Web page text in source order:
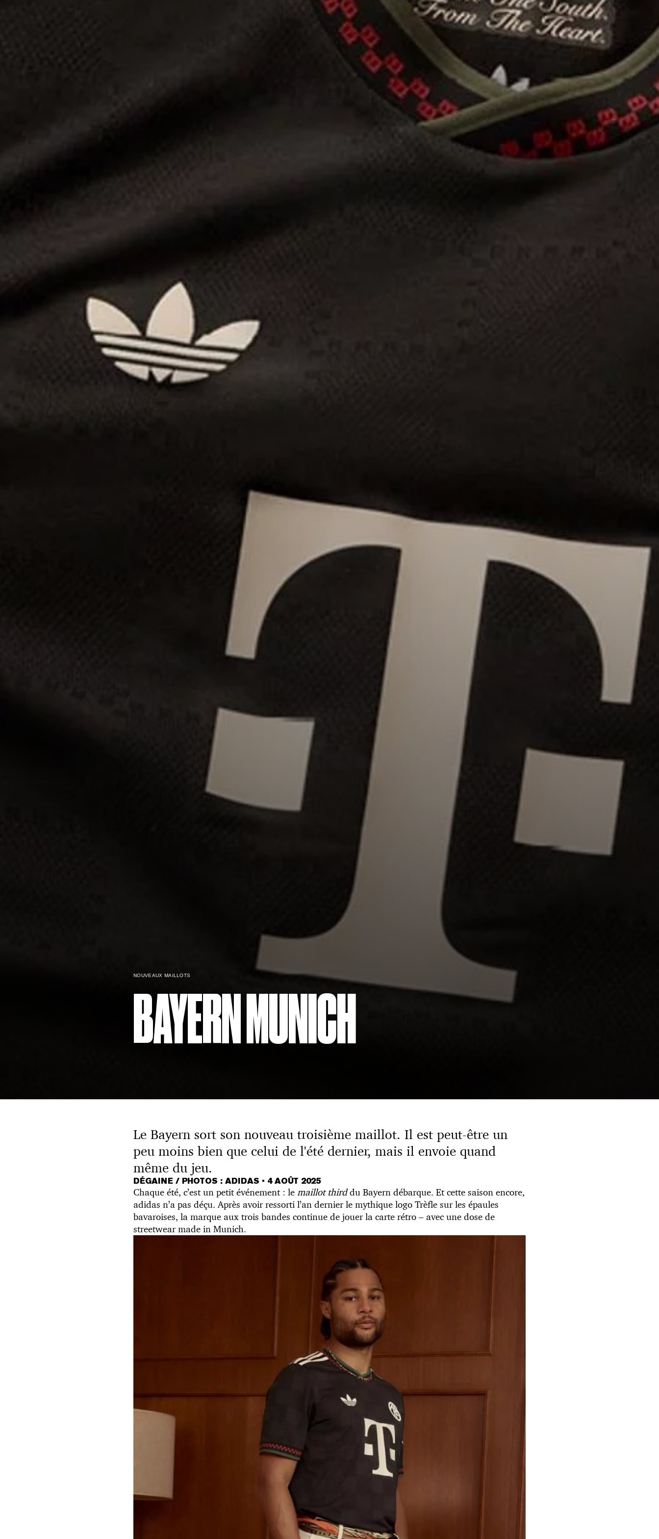
NOUVEAUX MAILLOTS
BAYERN MUNICH
Le Bayern sort son nouveau troisième maillot. Il est peut-être un
peu moins bien que celui de l'été dernier, mais il envoie quand
même du jeu.
DÉGAINE / PHOTOS : ADIDAS • 4 AOÛT 2025
Chaque été, c’est un petit événement : le maillot thirddu Bayern débarque. Et cette saison encore,
adidas n’a pas déçu. Après avoir ressorti l’an dernier le mythique logo Trèfle sur les épaules
bavaroises, la marque aux trois bandes continue de jouer la carte rétro – avec une dose de
streetwear made in Munich.